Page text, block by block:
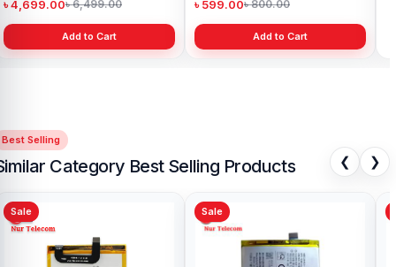
৳ 4,699.00৳ 6,499.00
Add to Cart
৳ 599.00৳ 800.00
Add to Cart
Best Selling
Category Best Selling Products ❮ ❯
Sale